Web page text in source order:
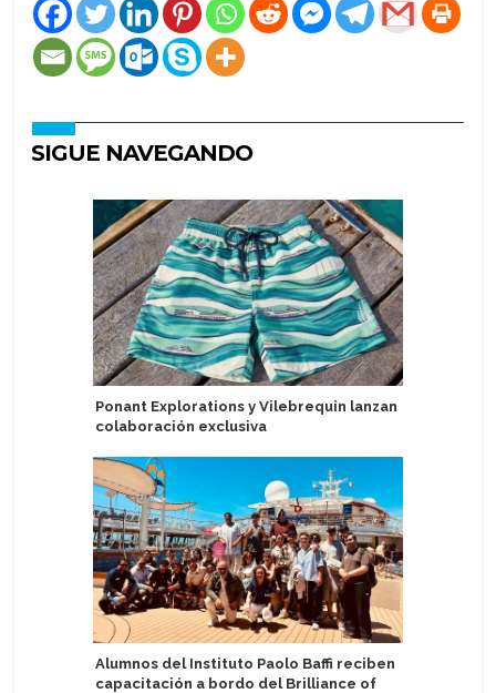
SIGUE NAVEGANDO
Ponant Explorations y Vilebrequin lanzan
colaboración exclusiva
Alumnos del Instituto Paolo Baffi reciben
capacitación a bordo del Brilliance of